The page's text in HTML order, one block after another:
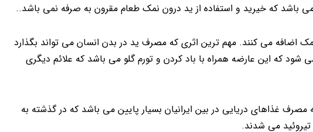
باشد که خیرید و استفاده از ید درون نمک طعام مقرون به صرفه نمی باشد..
اضافه می کنند. مهم ترین اثری که مصرف ید در بدن انسان می تواند بگذارد
شود که این عارضه همراه با باد کردن و تورم گلو می باشد که علائم دیگری
مصرف غذاهای دریایی در بین ایرانیان بسیار پایین می باشد که در گذشته به
تیروئید می شدند.